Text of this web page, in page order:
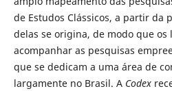
de Estudos Clássicos, a partir da
delas se origina, de modo que os
acompanhar as pesquisas
que se dedicam a uma área de
largamente no Brasil. A Codex